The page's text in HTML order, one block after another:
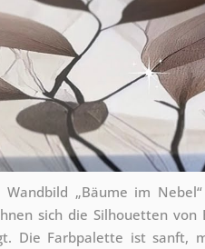
Wandbild „Bäume im
sich die Silhouetten
Die Farbpalette ist sanft,